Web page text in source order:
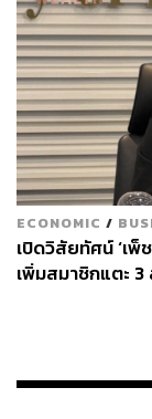
ECONOMIC /
เปิดวิสัยทัศน์ ‘เพ็
เพิ่มสมาชิกแตะ 3